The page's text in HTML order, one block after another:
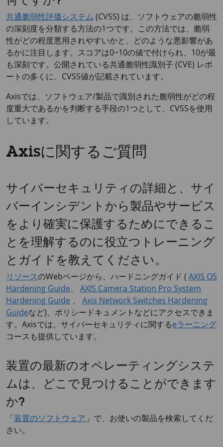
共通脆弱性評価システム (CVSS) は、ソフトウェアの脆弱性
の深刻度を分類する方法の1つです。この方法では、脆弱
性がどの程度悪用されやすいかと、どのような悪影響があ
るかに注目します。スコアは0~10の値で付けられ、10が最
も深刻です。公開されている共通脆弱性識別子 (CVE) レポ
ートの多くに、CVSS値が記載されています。
Axisでは、ソフトウェア/製品で識別された脆弱性がどの程
度重大であるかを判断する手段の1つとして、CVSSを使用
しています。
Axisに関するご質問
サイバーセキュリティの詳細と、サイ
バーインシデントから製品やサービス
をより確実に保護するためにできるこ
とを理解するのに役立つトレーニング
とガイドを教えてください。
リソースのWebページから、ハードニングガイド ( AXIS OS
Hardening Guide、 AXIS Camera Station Pro System
Hardening Guide 、 Axis Network Switches Hardening
Guideなど)、ポリシードキュメントなどにアクセスできま
す。Axisでは、サイバーセキュリティに関するeラーニング
コースも提供しています。
装置の最新のオペレーティングシステ
ムは、どこで見つけることができます
か?
「装置のソフトウェア 」で、お使いの製品を検索してくだ
さい。